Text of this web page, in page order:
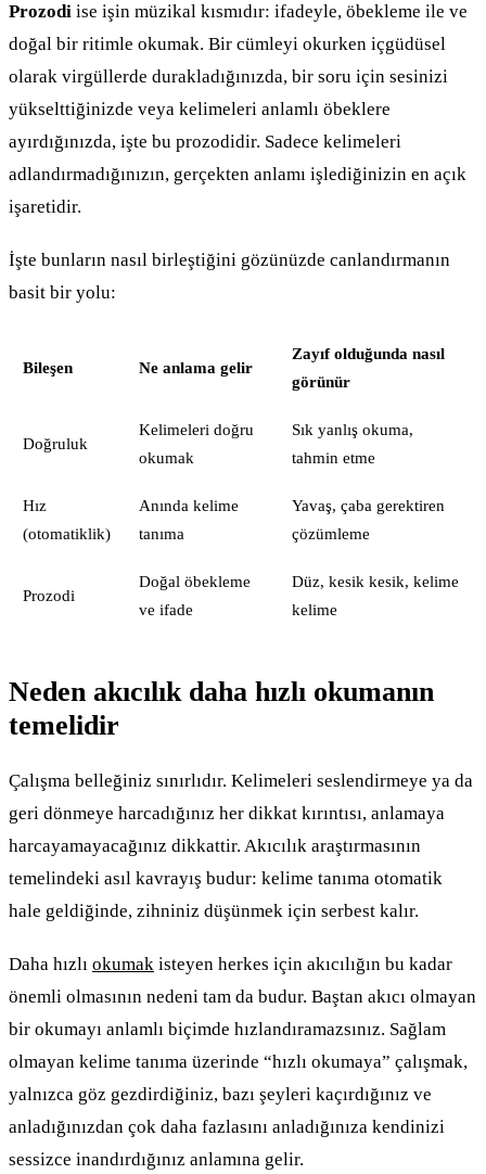
Prozodi ise işin müzikal kısmıdır: ifadeyle, öbekleme ile ve
doğal bir ritimle okumak. Bir cümleyi okurken içgüdüsel
olarak virgüllerde durakladığınızda, bir soru için sesinizi
yükselttiğinizde veya kelimeleri anlamlı öbeklere
ayırdığınızda, işte bu prozodidir. Sadece kelimeleri
adlandırmadığınızın, gerçekten anlamı işlediğinizin en açık
işaretidir.
İşte bunların nasıl birleştiğini gözünüzde canlandırmanın
basit bir yolu:
Bileşen Ne anlama gelir
Zayıf olduğunda nasıl
görünür
Doğruluk
Kelimeleri doğru
okumak
Sık yanlış okuma,
tahmin etme
Hız
(otomatiklik)
Anında kelime
tanıma
Yavaş, çaba gerektiren
çözümleme
Prozodi
Doğal öbekleme
ve ifade
Düz, kesik kesik, kelime
kelime
Neden akıcılık daha hızlı okumanın
temelidir
Çalışma belleğiniz sınırlıdır. Kelimeleri seslendirmeye ya da
geri dönmeye harcadığınız her dikkat kırıntısı, anlamaya
harcayamayacağınız dikkattir. Akıcılık araştırmasının
temelindeki asıl kavrayış budur: kelime tanıma otomatik
hale geldiğinde, zihniniz düşünmek için serbest kalır.
Daha hızlı okumak isteyen herkes için akıcılığın bu kadar
önemli olmasının nedeni tam da budur. Baştan akıcı olmayan
bir okumayı anlamlı biçimde hızlandıramazsınız. Sağlam
olmayan kelime tanıma üzerinde “hızlı okumaya” çalışmak,
yalnızca göz gezdirdiğiniz, bazı şeyleri kaçırdığınız ve
anladığınızdan çok daha fazlasını anladığınıza kendinizi
sessizce inandırdığınız anlamına gelir.